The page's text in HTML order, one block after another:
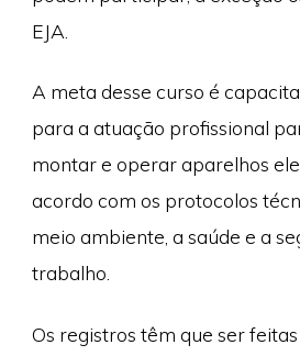
EJA.
A meta desse curso é
para a atuação profissional
montar e operar aparelhos
acordo com os protocolos
meio ambiente, a saúde e a
trabalho.
Os registros têm que ser